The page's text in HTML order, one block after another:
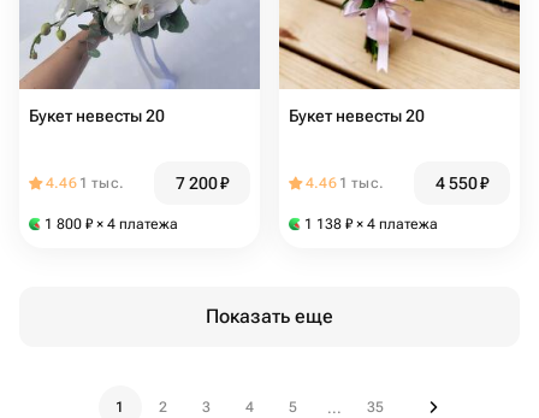
Букет невесты 20
4.46 1 тыс. 7 200₽
1 800 ₽ × 4 платежа
Букет невесты 20
4.46 1 тыс. 4 550₽
1 138 ₽ × 4 платежа
Показать еще
1 2 3 4 5 ... 35